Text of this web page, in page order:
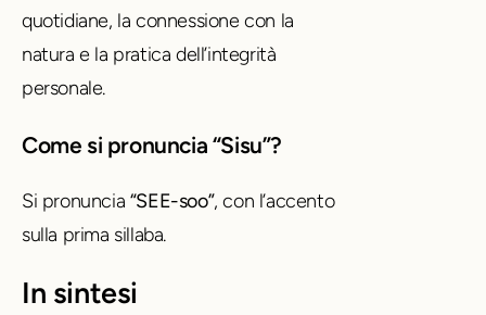
quotidiane, la connessione con la
natura e la pratica dell’integrità
personale.
Come si pronuncia “Sisu”?
Si pronuncia “SEE-soo”, con l’accento
sulla prima sillaba.
In sintesi